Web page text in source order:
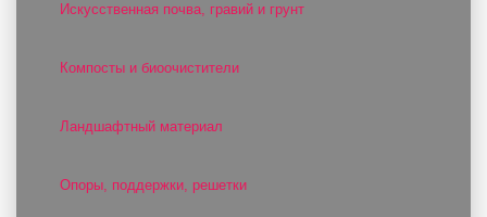
Искусственная почва, гравий и грунт
Компосты и биоочистители
Ландшафтный материал
Опоры, поддержки, решетки